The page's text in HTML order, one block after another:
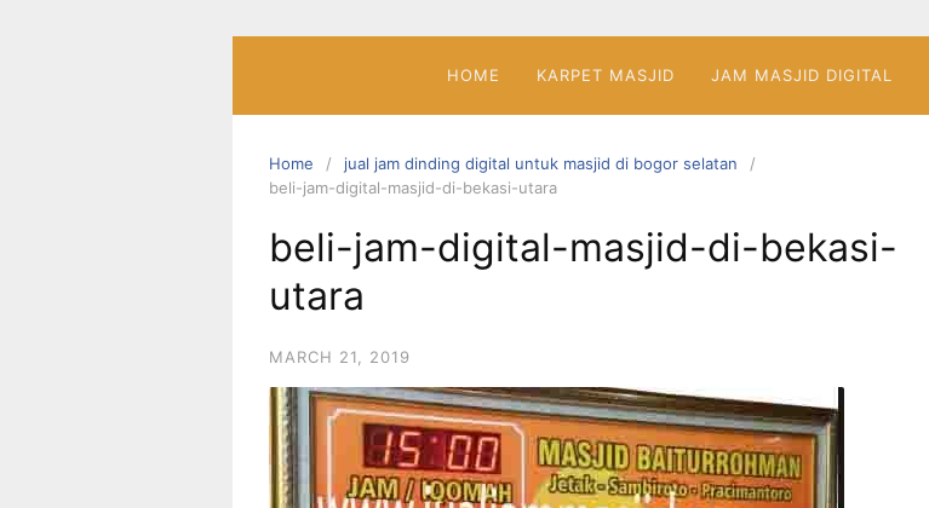
HOME KARPET MASJID JAM MASJID DIGITAL
Home
jual jam dinding digital untuk masjid di bogor selatan
beli-jam-digital-masjid-di-bekasi-utara
beli-jam-digital-masjid-di-bekasi-
utara
MARCH 21, 2019